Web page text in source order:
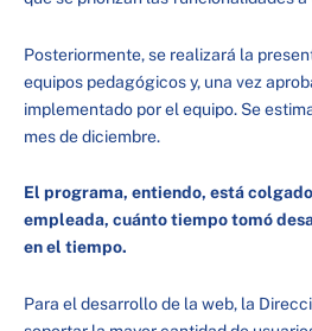
Posteriormente, se realizará la
equipos pedagógicos y, una vez
implementado por el equipo. Se
mes de diciembre.
El programa, entiendo, está
empleada, cuánto tiempo tomó
en el tiempo.
Para el desarrollo de la web, la